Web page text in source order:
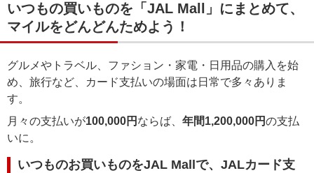
いつもの買いものを「JAL Mall」にまとめて、
マイルをどんどんためよう！
グルメやトラベル、ファション・家電・日用品の購入を始
め、旅行など、カード支払いの場面は日常で多々ありま
す。
月々の支払いが100,000円 ならば、 年間1,200,000円の支払
いに。
いつものお買いものをJAL Mallで、JALカード支